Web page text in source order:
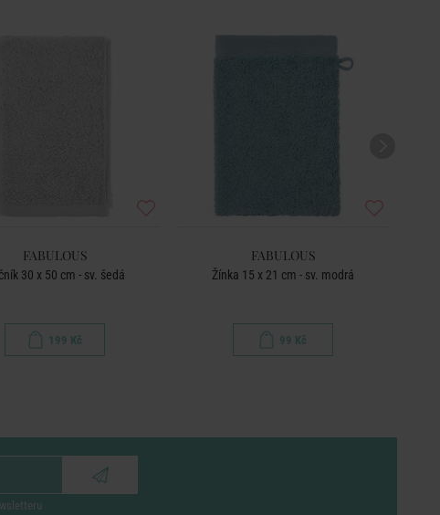
FABULOUS
30 x 50 cm - sv. šedá
199 Kč
FABULOUS
Žínka 15 x 21 cm - sv. modrá
99 Kč